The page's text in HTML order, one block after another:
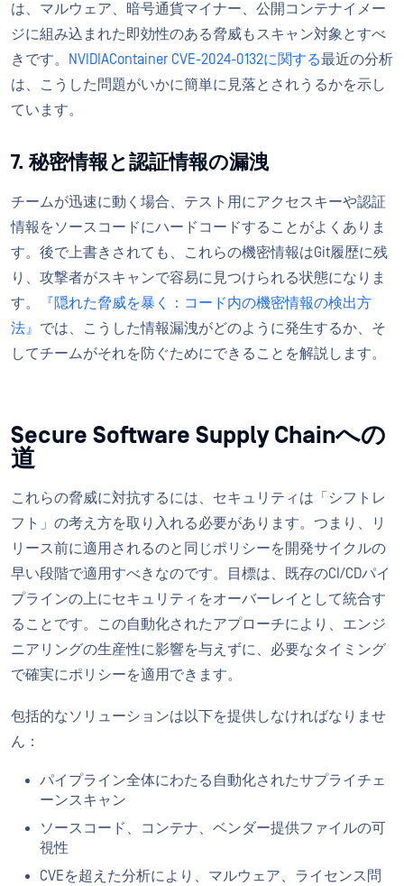
は、マルウェア、暗号通貨マイナー、公開コンテナイメー
ジに組み込まれた即効性のある脅威もスキャン対象とすべ
きです。
NVIDIAContainer CVE-2024-0132に関する最近の分析
は、こうした問題がいかに簡単に見落とされうるかを示し
ています。
7. 秘密情報と認証情報の漏洩
チームが迅速に動く場合、テスト用にアクセスキーや認証
情報をソースコードにハードコードすることがよくありま
す。後で上書きされても、これらの機密情報はGit履歴に残
り、攻撃者がスキャンで容易に見つけられる状態になりま
す。
『隠れた脅威を暴く：コード内の機密情報の検出方
法』 では、こうした情報漏洩がどのように発生するか、そ
してチームがそれを防ぐためにできることを解説します。
Secure Software Supply Chainへの
道
これらの脅威に対抗するには、セキュリティは「シフトレ
フト」の考え方を取り入れる必要があります。つまり、リ
リース前に適用されるのと同じポリシーを開発サイクルの
早い段階で適用すべきなのです。目標は、既存のCI/CDパイ
プラインの上にセキュリティをオーバーレイとして統合す
ることです。この自動化されたアプローチにより、エンジ
ニアリングの生産性に影響を与えずに、必要なタイミング
で確実にポリシーを適用できます。
包括的なソリューションは以下を提供しなければなりませ
ん：
パイプライン全体にわたる自動化されたサプライチェ
ーンスキャン
ソースコード、コンテナ、ベンダー提供ファイルの可
視性
CVEを超えた分析により、マルウェア、ライセンス問